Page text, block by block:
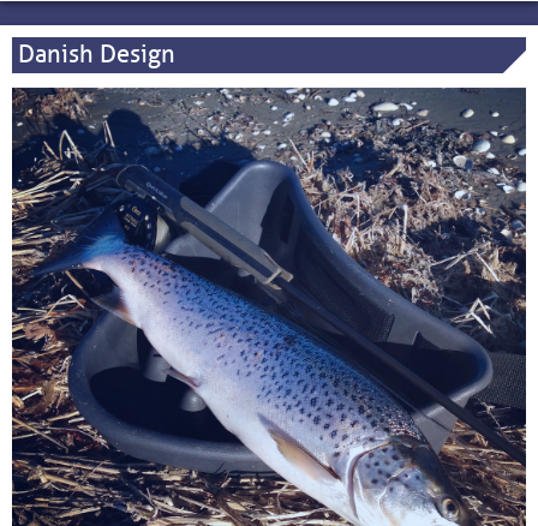
Danish Design